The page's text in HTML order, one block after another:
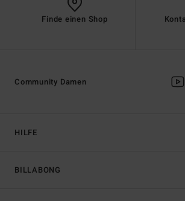
Finde einen Shop
HILFE
BILLABONG
Community Damen